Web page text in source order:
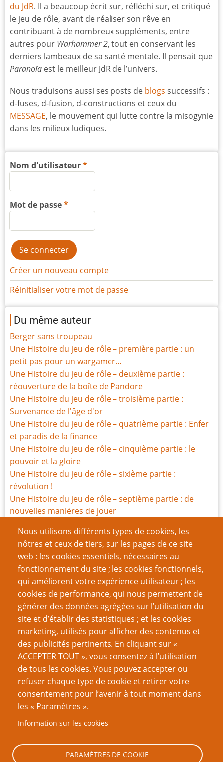
Nous utilisons différents types de cookies, les
nôtres et ceux de tiers, sur les pages de ce site
web : les cookies essentiels, nécessaires au
fonctionnement du site ; les cookies fonctionnels,
qui améliorent votre expérience utilisateur ; les
cookies de performance, qui nous permettent de
générer des données agrégées sur l’utilisation du
site et d’établir des statistiques ; et les cookies
marketing, utilisés pour afficher des contenus et
des publicités pertinents. En cliquant sur «
ACCEPTER TOUT », vous consentez à l’utilisation
de tous les cookies. Vous pouvez accepter ou
refuser chaque type de cookie et retirer votre
consentement pour l’avenir à tout moment dans
les « Paramètres ».
Information sur les cookies
PARAMÈTRES DE COOKIE
du JdR. Il a beaucoup écrit sur, réfléchi sur, et critiqué
le jeu de rôle, avant de réaliser son rêve en
contribuant à de nombreux suppléments, entre
autres pour Warhammer 2, tout en conservant les
derniers lambeaux de sa santé mentale. Il pensait que
Paranoïa est le meilleur JdR de l’univers.
Nous traduisons aussi ses posts de blogs successifs :
d-fuses, d-fusion, d-constructions et ceux du
MESSAGE, le mouvement qui lutte contre la misogynie
dans les milieux ludiques.
Nom d'utilisateur
Mot de passe
Créer un nouveau compte
Réinitialiser votre mot de passe
Du même auteur
Berger sans troupeau
Une Histoire du jeu de rôle – première partie : un
petit pas pour un wargamer…
Une Histoire du jeu de rôle – deuxième partie :
réouverture de la boîte de Pandore
Une Histoire du jeu de rôle – troisième partie :
Survenance de l'âge d'or
Une Histoire du jeu de rôle – quatrième partie : Enfer
et paradis de la finance
Une Histoire du jeu de rôle – cinquième partie : le
pouvoir et la gloire
Une Histoire du jeu de rôle – sixième partie :
révolution !
Une Histoire du jeu de rôle – septième partie : de
nouvelles manières de jouer
des ténèbres
Une Histoire du jeu de rôle – neuvième partie : la fin
et le commencement
Pagination
Page
précédente
‹‹ 11
Page
suivante
››
VOUS AIMEREZ AUSSI
Réfléchissez avant de quantifier
L’Art d’arbitrer 11 - Résolution de l’action contre
résolution narrative
Sans dessus-dessous (systèmes)
L’Art d’arbitrer 12 – Cacher ou révéler le seuil de
difficulté
gérer la tension ?